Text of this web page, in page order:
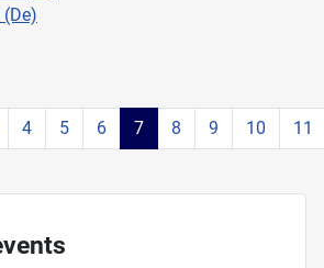
4 5 6 7 8 9 10 11